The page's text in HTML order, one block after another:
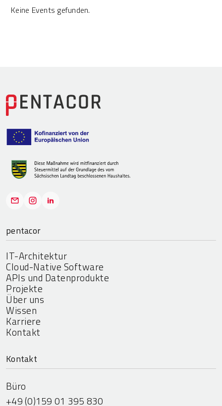
Keine Events gefunden.
pentacor
IT-Architektur
Cloud-Native Software
APIs und Datenprodukte
Projekte
Über uns
Wissen
Karriere
Kontakt
Kontakt
Büro
+49 (0)159 01 395 830